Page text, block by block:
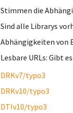
Stimmen die
Sind alle Librarys
Abhängigkeiten von
Lesbare URLs: Gibt
DRKv7/typo3
DRKv10/typo3
DTIv10/typo3